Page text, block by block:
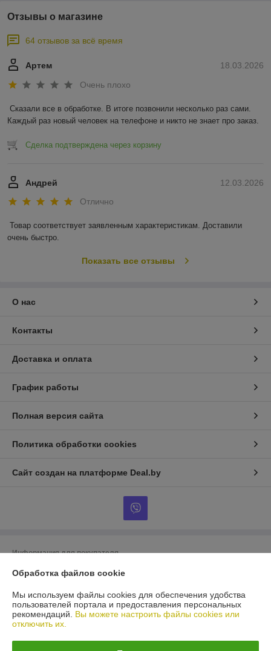
Отзывы о магазине
64 отзывов за всё время
18.03.2026
Артем
Очень плохо
Сказали все в обработке. В итоге позвонили несколько раз сами.
Каждый раз новый человек на телефоне и никто не знает про заказ.
Сделка подтверждена через корзину
12.03.2026
Андрей
Отлично
Товар соответствует заявленным характеристикам. Доставили
очень быстро.
Показать все отзывы
О нас
Контакты
Доставка и оплата
График работы
Полная версия сайта
Политика обработки cookies
Сайт создан на платформе Deal.by
Информация для покупателя
Юридическое лицо:ООО «БигВал»
Регистрационный номер ЕГР: 193084737
УНП: 193084737
Регистрационный орган: Минский горисполком
Обработка файлов cookie
Мы используем файлы cookies для обеспечения удобства
пользователей портала и предоставления персональных
рекомендаций. Вы можете настроить файлы cookies или
отключить их.